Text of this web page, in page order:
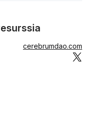
cerebrumdao.com